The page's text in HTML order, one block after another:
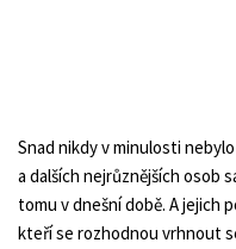
Snad nikdy v minulosti
a dalších nejrůznějších osob
tomu v dnešní době. A jejich
kteří se rozhodnou vrhnout